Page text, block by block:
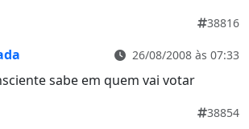
38816
26/08/2008 às 07:33
sabe em quem vai votar
38854